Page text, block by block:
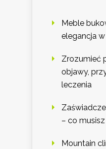
Meble
elegancja
Zrozumieć
objawy,
leczenia
– co
Mountain